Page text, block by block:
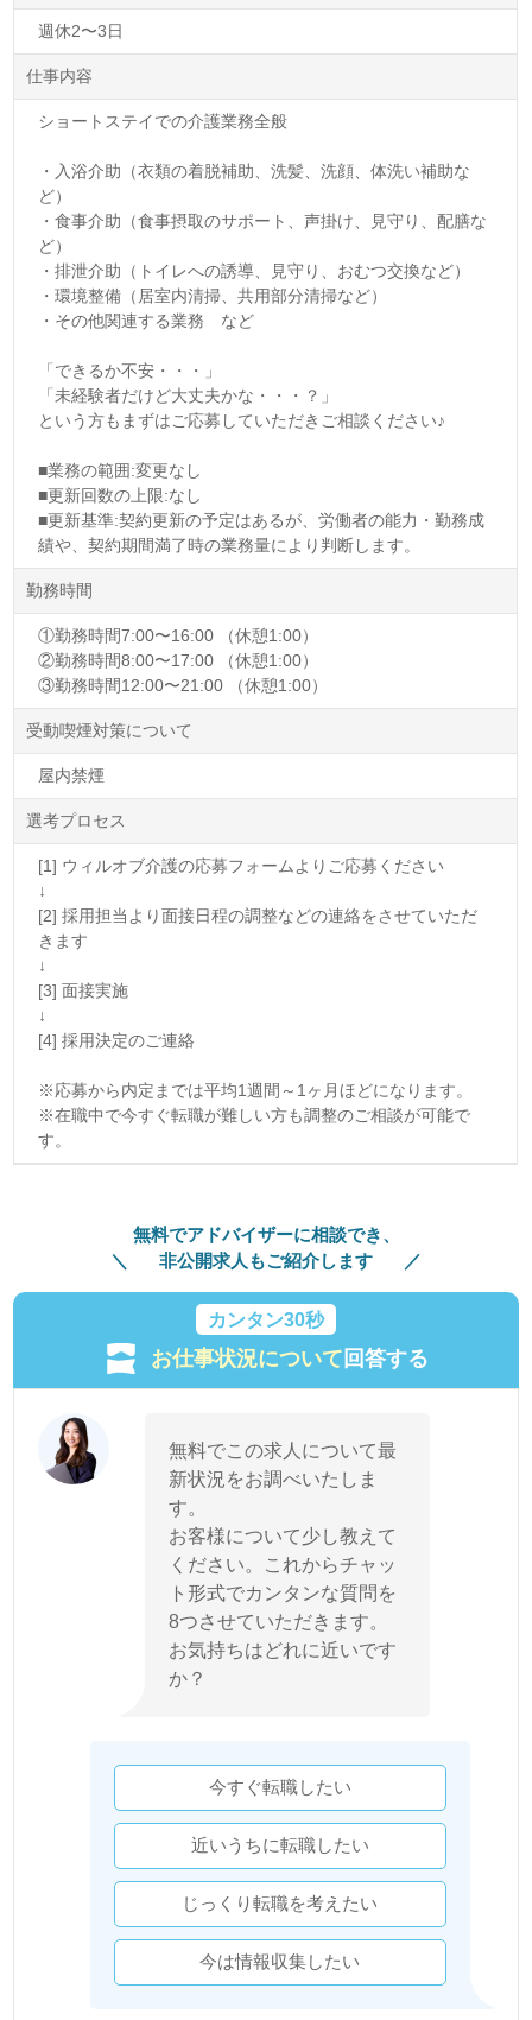
週休2〜3日
仕事内容
ショートステイでの介護業務全般
・入浴介助（衣類の着脱補助、洗髪、洗顔、体洗い補助な
ど）
・食事介助（食事摂取のサポート、声掛け、見守り、配膳な
ど）
・排泄介助（トイレへの誘導、見守り、おむつ交換など）
・環境整備（居室内清掃、共用部分清掃など）
・その他関連する業務 など
「できるか不安・・・」
「未経験者だけど大丈夫かな・・・？」
という方もまずはご応募していただきご相談ください♪
■業務の範囲:変更なし
■更新回数の上限:なし
■更新基準:契約更新の予定はあるが、労働者の能力・勤務成
績や、契約期間満了時の業務量により判断します。
勤務時間
①勤務時間7:00〜16:00 （休憩1:00）
②勤務時間8:00〜17:00 （休憩1:00）
③勤務時間12:00〜21:00 （休憩1:00）
受動喫煙対策について
屋内禁煙
選考プロセス
[1] ウィルオブ介護の応募フォームよりご応募ください
↓
[2] 採用担当より面接日程の調整などの連絡をさせていただ
きます
↓
[3] 面接実施
↓
[4] 採用決定のご連絡
※応募から内定までは平均1週間～1ヶ月ほどになります。
※在職中で今すぐ転職が難しい方も調整のご相談が可能で
す。
無料でアドバイザーに相談でき、
非公開求人もご紹介します
カンタン30秒
お仕事状況について回答する
無料でこの求人について最
新状況をお調べいたしま
す。
お客様について少し教えて
ください。これからチャッ
ト形式でカンタンな質問を
8つさせていただきます。
お気持ちはどれに近いです
か？
今すぐ転職したい
近いうちに転職したい
じっくり転職を考えたい
今は情報収集したい